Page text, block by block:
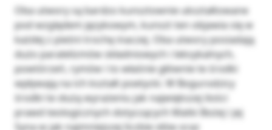
Oba utwory są bardzo kunsztownie ukształtowane
pod względem językowym, kunszt ten objawia się w
każdej z pieśni trochę inaczej. Oba utwory posiadają
dużo paralelizmów składniowych i leksykalnych,
powtórzeń, rymów i to właśnie głównie te środki
wpływają na ich kształt poetycki. W Bogurodzicy
środki te służą wyrażeniu jak największej ilości
prawd teologicznych dotyczących Matki Bożej i jej
Syna w jak najmniejszej liczbie słów oraz